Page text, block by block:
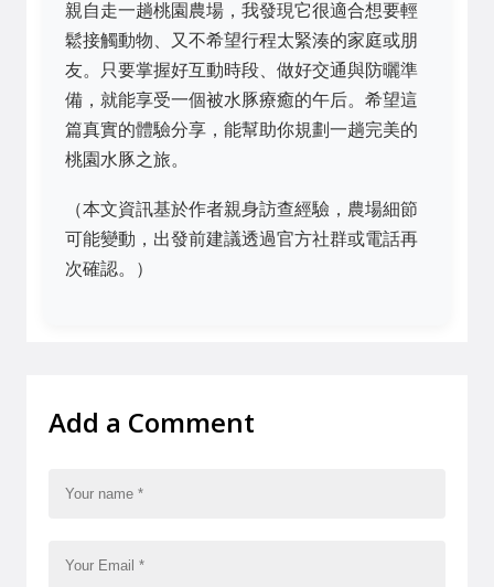
親自走一趟桃園農場，我發現它很適合想要輕
鬆接觸動物、又不希望行程太緊湊的家庭或朋
友。只要掌握好互動時段、做好交通與防曬準
備，就能享受一個被水豚療癒的午后。希望這
篇真實的體驗分享，能幫助你規劃一趟完美的
桃園水豚之旅。
（本文資訊基於作者親身訪查經驗，農場細節
可能變動，出發前建議透過官方社群或電話再
次確認。）
Add a Comment